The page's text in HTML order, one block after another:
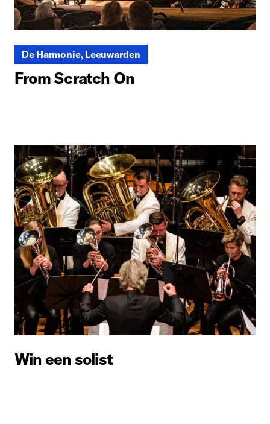
De Harmonie, Leeuwarden
From Scratch On
Win een solist